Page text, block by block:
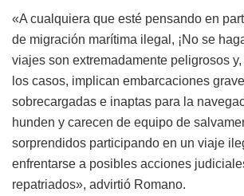
«A cualquiera que esté pensando en
de migración marítima ilegal, ¡No se
viajes son extremadamente peligrosos
los casos, implican embarcaciones
sobrecargadas e inaptas para la
hunden y carecen de equipo de
sorprendidos participando en un viaje
enfrentarse a posibles acciones
repatriados», advirtió Romano.